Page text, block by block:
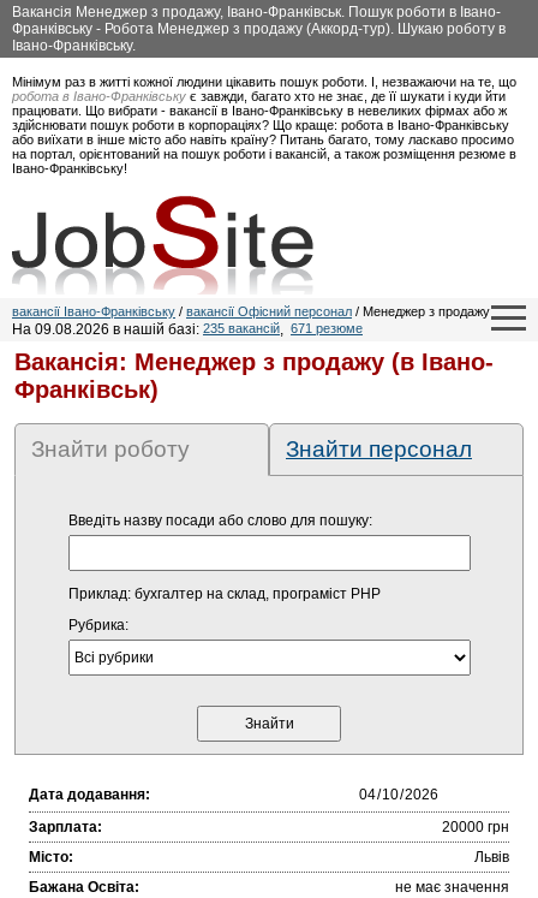
Вакансія Менеджер з продажу, Івано-Франківськ. Пошук роботи в Івано-
Франківську - Робота Менеджер з продажу (Аккорд-тур). Шукаю роботу в
Івано-Франківську.
Мінімум раз в житті кожної людини цікавить пошук роботи. І, незважаючи на те, що
робота в Івано-Франківську є завжди, багато хто не знає, де її шукати і куди йти
працювати. Що вибрати - вакансії в Івано-Франківську в невеликих фірмах або ж
здійснювати пошук роботи в корпораціях? Що краще: робота в Івано-Франківську
або виїхати в інше місто або навіть країну? Питань багато, тому ласкаво просимо
на портал, орієнтований на пошук роботи і вакансій, а також розміщення резюме в
Івано-Франківську!
вакансії Івано-Франківську / вакансії Офісний персонал / Менеджер з продажу
На 09.08.2026 в нашій базі: 235 вакансій, 671 резюме
Вакансія: Менеджер з продажу (в Івано-
Франківськ)
Знайти роботу Знайти персонал
Введіть назву посади або слово для пошуку:
Приклад: бухгалтер на склад, програміст PHP
Рубрика:
Дата додавання:
Зарплата:
20000 грн
Місто:
Львів
Бажана Освіта:
не має значення